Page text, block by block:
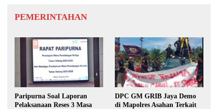
PEMERINTAHAN
Paripurna Soal Laporan
Pelaksanaan Reses 3 Masa
DPC GM GRIB Jaya Demo
di Mapolres Asahan Terkait